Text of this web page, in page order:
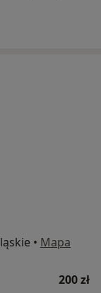
• Mapa
200 zł